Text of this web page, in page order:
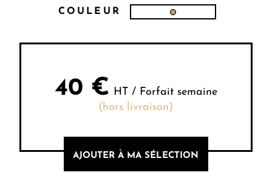
COULEUR
40 € HT / Forfait semaine
(hors livraison)
AJOUTER À MA SÉLECTION